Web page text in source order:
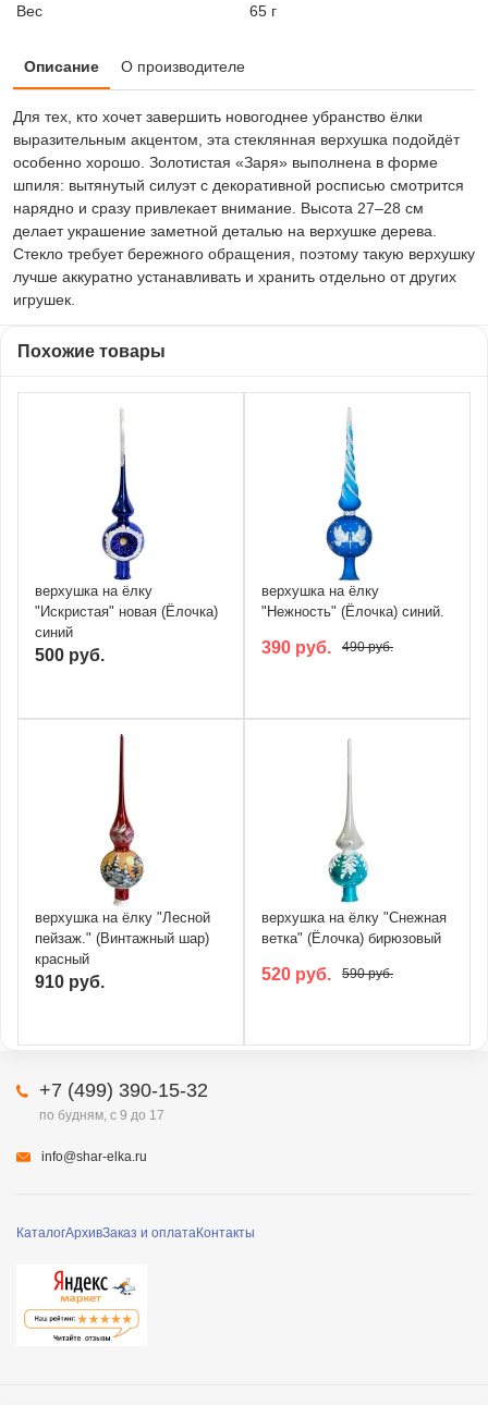
Вес 65 г
Описание О производителе
Для тех, кто хочет завершить новогоднее убранство ёлки
выразительным акцентом, эта стеклянная верхушка подойдёт
особенно хорошо. Золотистая «Заря» выполнена в форме
шпиля: вытянутый силуэт с декоративной росписью смотрится
нарядно и сразу привлекает внимание. Высота 27–28 см
делает украшение заметной деталью на верхушке дерева.
Стекло требует бережного обращения, поэтому такую верхушку
лучше аккуратно устанавливать и хранить отдельно от других
игрушек.
Похожие товары
верхушка на ёлку
"Искристая" новая (Ёлочка)
синий
500 руб.
верхушка на ёлку
"Нежность" (Ёлочка) синий.
390 руб. 490 руб.
верхушка на ёлку "Лесной
пейзаж." (Винтажный шар)
красный
910 руб.
верхушка на ёлку "Снежная
ветка" (Ёлочка) бирюзовый
520 руб. 590 руб.
КаталогАрхивЗаказ и оплатаКонтакты
+7 (499) 390-15-32
по будням, с 9 до 17
info@shar-elka.ru